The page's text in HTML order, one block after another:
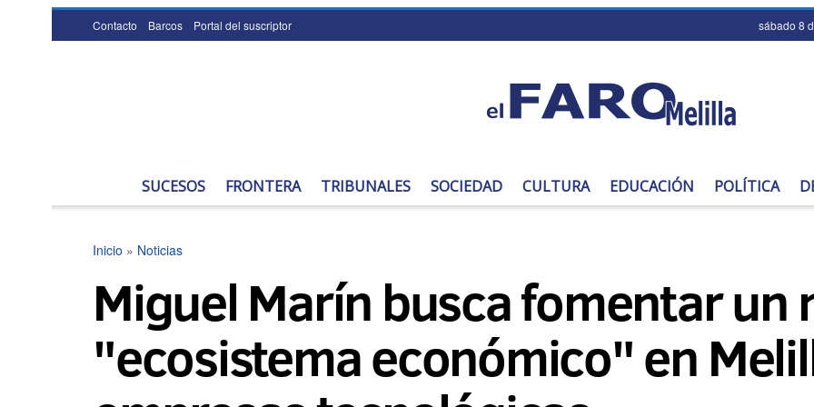
Contacto Barcos Portal del suscriptor sábado 8
SUCESOS FRONTERA TRIBUNALES SOCIEDAD CULTURA EDUCACIÓN POLÍTICA
Inicio » Noticias
Miguel Marín busca fomentar un
"ecosistema económico" en